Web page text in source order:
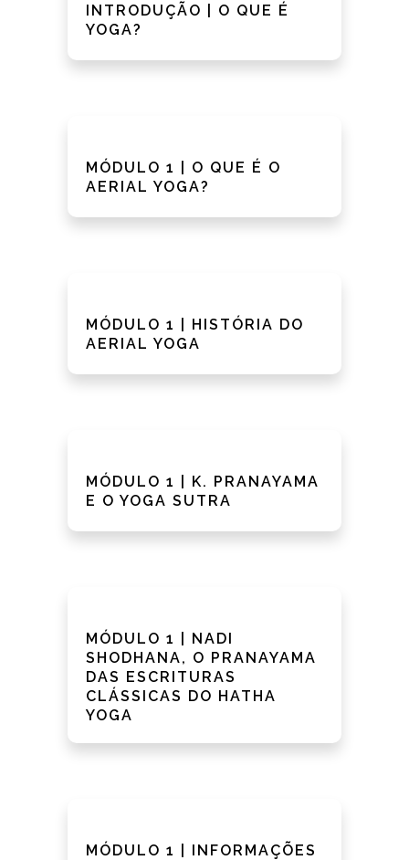
INTRODUÇÃO | O QUE É
YOGA?
MÓDULO 1 | O QUE É O
AERIAL YOGA?
MÓDULO 1 | HISTÓRIA DO
AERIAL YOGA
MÓDULO 1 | K. PRANAYAMA
E O YOGA SUTRA
MÓDULO 1 | NADI
SHODHANA, O PRANAYAMA
DAS ESCRITURAS
CLÁSSICAS DO HATHA
YOGA
MÓDULO 1 | INFORMAÇÕES